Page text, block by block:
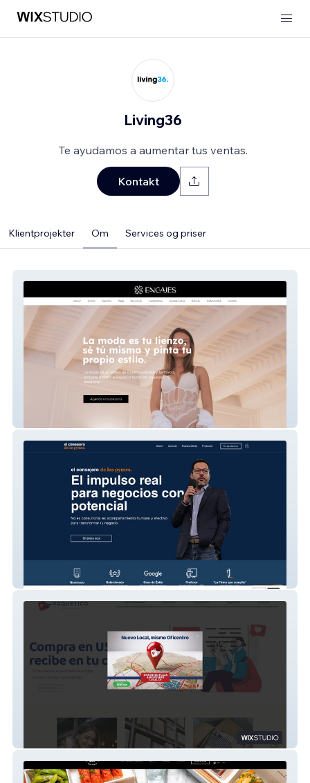
Living36
Te ayudamos a aumentar tus ventas.
Kontakt
Klientprojekter Om Services og priser
César Sánchez
Paquetico